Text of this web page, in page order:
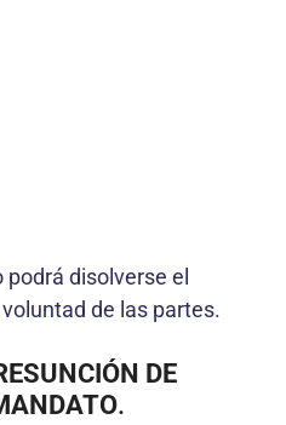
disolverse el
de las partes.
DE
.